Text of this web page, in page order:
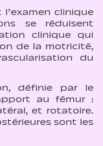
clinique
se réduisent
clinique qui
de la motricité,
du
définie par le
au fémur :
et rotatoire.
sont les